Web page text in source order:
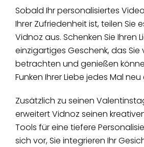
Sobald Ihr personalisiertes
Ihrer Zufriedenheit ist, teilen Sie
Vidnoz aus. Schenken Sie Ihren
einzigartiges Geschenk, das Sie
betrachten und genießen
Funken Ihrer Liebe jedes Mal
Zusätzlich zu seinen
erweitert Vidnoz seinen
Tools für eine tiefere
sich vor, Sie integrieren Ihr